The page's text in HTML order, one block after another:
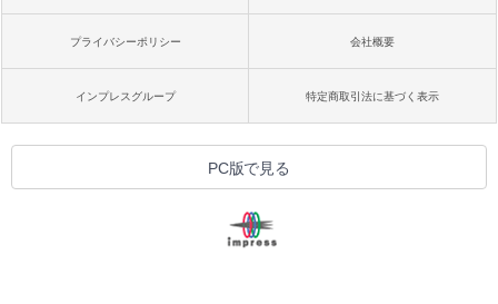
プライバシーポリシー 会社概要
インプレスグループ 特定商取引法に基づく表示
PC版で見る